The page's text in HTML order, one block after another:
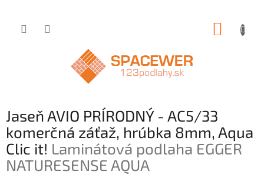
Jaseň AVIO PRÍRODNÝ - AC5/33
komerčná záťaž, hrúbka 8mm, Aqua
Clic it! Laminátová podlaha EGGER
NATURESENSE AQUA